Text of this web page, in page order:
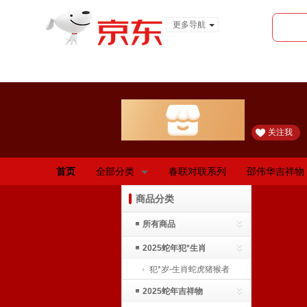
更多导航
关注我
首页 全部分类 春联对联系列 邵伟华吉祥物
商品分类
所有商品
2025蛇年犯*生肖
犯*岁-生肖蛇虎猪猴者
2025蛇年吉祥物